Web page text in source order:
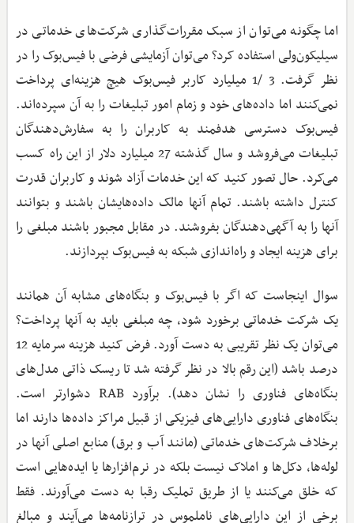
اما چگونه می‌توان از سبک مقررات‌گذاری شرکت‌های خدماتی در
سیلیکون‌ولی استفاده کرد؟ می‌توان آزمایشی فرضی با فیس‌بوک را در
نظر گرفت. 3 /1 میلیارد کاربر فیس‌بوک هیچ هزینه‌ای پرداخت
نمی‌کنند اما داده‌های خود و زمام امور تبلیغات را به آن سپرده‌اند.
فیس‌بوک دسترسی هدفمند به کاربران را به سفارش‌دهندگان
تبلیغات می‌فروشد و سال گذشته 27 میلیارد دلار از این راه کسب
می‌کرد. حال تصور کنید که این خدمات آزاد شوند و کاربران قدرت
کنترل داشته باشند. تمام آنها مالک داده‌هایشان باشند و بتوانند
آنها را به آگهی‌دهندگان بفروشند. در مقابل مجبور باشند مبلغی را
برای هزینه ایجاد و راه‌اندازی شبکه به فیس‌بوک بپردازند.
سوال اینجاست که اگر با فیس‌بوک و بنگاه‌های مشابه آن همانند
یک شرکت خدماتی برخورد شود، چه مبلغی باید به آنها پرداخت؟
می‌توان یک نظر تقریبی به دست آورد. فرض کنید هزینه سرمایه 12
درصد باشد (این رقم بالا در نظر گرفته شد تا ریسک ذاتی مدل‌های
بنگاه‌های فناوری را نشان دهد). برآورد RAB دشوارتر است.
بنگاه‌های فناوری دارایی‌های فیزیکی از قبیل مراکز داده‌ها دارند اما
برخلاف شرکت‌های خدماتی (مانند آب و برق) منابع اصلی آنها در
لوله‌ها، دکل‌ها و املاک نیست بلکه در نرم‌افزارها یا ایده‌هایی است
که خلق می‌کنند یا از طریق تملیک رقبا به دست می‌آورند. فقط
برخی از این دارایی‌های ناملموس در ترازنامه‌ها می‌آیند و مبالغ